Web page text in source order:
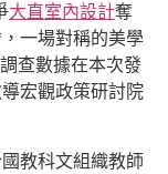
大直室內設計奪
一場對稱的美學
查數據在本次發
宏觀政策研討院
教科文組織教師